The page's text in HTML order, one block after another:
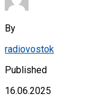
By
radiovostok
Published
16.06.2025